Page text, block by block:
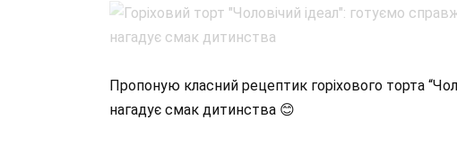
Пропоную класний рецептик горіхового торта
нагадує смак дитинства 😊